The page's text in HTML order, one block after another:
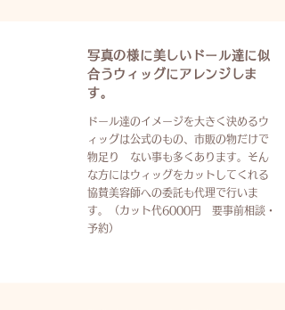
写真の様に美しいドール達に似
合うウィッグにアレンジしま
す。
ドール達のイメージを大きく決めるウ
ィッグは公式のもの、市販の物だけで
物足り ない事も多くあります。そん
な方にはウィッグをカットしてくれる
協賛美容師への委託も代理で行いま
す。（カット代6000円 要事前相談・
予約）